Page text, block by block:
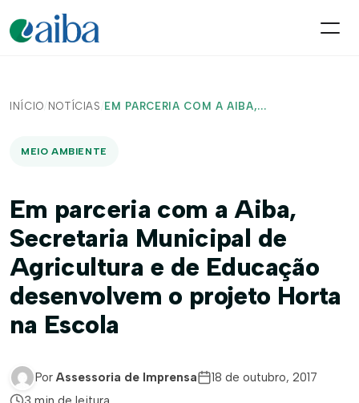
INÍCIO/ NOTÍCIAS / EM PARCERIA COM A AIBA,...
MEIO AMBIENTE
Em parceria com a Aiba,
Secretaria Municipal de
Agricultura e de Educação
desenvolvem o projeto Horta
na Escola
Por Assessoria de Imprensa
18 de outubro, 2017